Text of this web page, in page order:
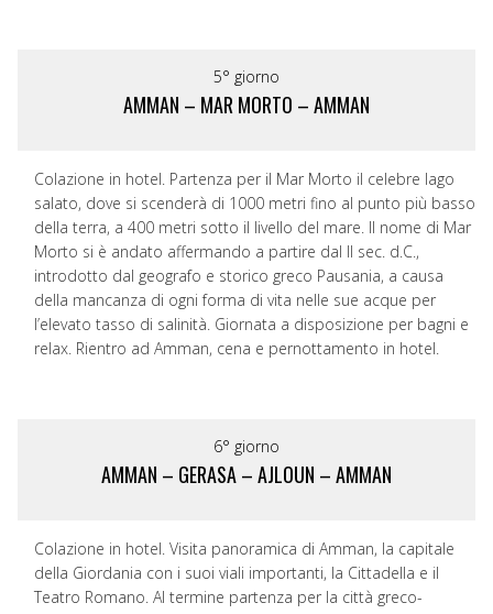
5° giorno
AMMAN – MAR MORTO – AMMAN
Colazione in hotel. Partenza per il Mar Morto il celebre lago
salato, dove si scenderà di 1000 metri fino al punto più basso
della terra, a 400 metri sotto il livello del mare. Il nome di Mar
Morto si è andato affermando a partire dal II sec. d.C.,
introdotto dal geografo e storico greco Pausania, a causa
della mancanza di ogni forma di vita nelle sue acque per
l’elevato tasso di salinità. Giornata a disposizione per bagni e
relax. Rientro ad Amman, cena e pernottamento in hotel.
6° giorno
AMMAN – GERASA – AJLOUN – AMMAN
Colazione in hotel. Visita panoramica di Amman, la capitale
della Giordania con i suoi viali importanti, la Cittadella e il
Teatro Romano. Al termine partenza per la città greco-